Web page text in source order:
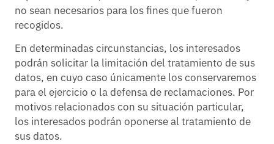
no sean necesarios para los fines que fueron
recogidos.
En determinadas circunstancias, los interesados
podrán solicitar la limitación del tratamiento de sus
datos, en cuyo caso únicamente los conservaremos
para el ejercicio o la defensa de reclamaciones. Por
motivos relacionados con su situación particular,
los interesados podrán oponerse al tratamiento de
sus datos.